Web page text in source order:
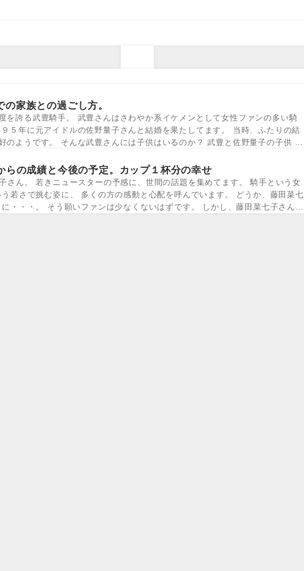
家族との過ごし方。
を誇る武豊騎手。 武豊さんはさわやか系イケメンとして女性ファンの多い騎
５年に元アイドルの佐野量子さんと結婚を果たしてます。 当時、ふたりの結
のようです。 そんな武豊さんには子供はいるのか？ 武豊と佐野量子の子供 実
らの成績と今後の予定。カップ１杯分の幸せ
さん。 若きニュースターの予感に、世間の話題を集めてます。 騎手という女
若さで挑む姿に、 多くの方の感動と心配を呼んでいます。 どうか、藤田菜七
・・・。 そう願いファンは少なくないはずです。 しかし、藤田菜七子さんは